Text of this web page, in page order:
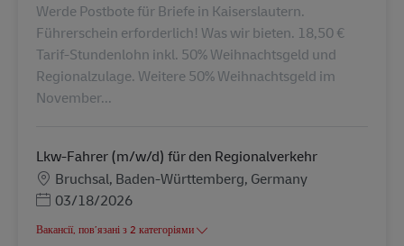
Werde Postbote für Briefe in Kaiserslautern.
Führerschein erforderlich! Was wir bieten. 18,50 €
Tarif-Stundenlohn inkl. 50% Weihnachtsgeld und
Regionalzulage. Weitere 50% Weihnachtsgeld im
November...
Lkw-Fahrer (m/w/d) für den Regionalverkehr
Місцезнаходження
Bruchsal, Baden-Württemberg, Germany
Posted Date
03/18/2026
Вакансії, пов’язані з 2 категоріями